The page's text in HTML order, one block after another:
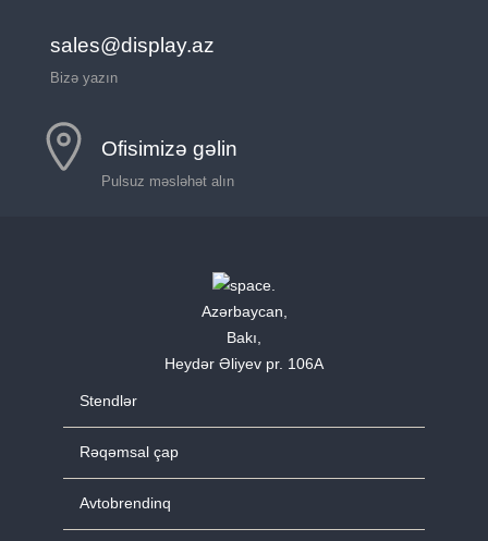
sales@display.az
Bizə yazın
Ofisimizə gəlin
Pulsuz məsləhət alın
Azərbaycan,
Bakı,
Heydər Əliyev pr. 106A
Stendlər
Rəqəmsal çap
Avtobrendinq